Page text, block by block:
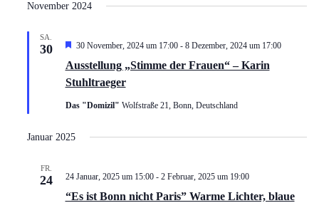
November 2024
SA.
30
Ausstellung „Stimme der Frauen“ – Karin
Stuhltraeger
Hervorgehoben
30 November, 2024 um 17:00- 8 Dezember, 2024 um 17:00
Das "Domizil" Wolfstraße 21, Bonn, Deutschland
Januar 2025
FR.
24
“Es ist Bonn nicht Paris” Warme Lichter, blaue
24 Januar, 2025 um 15:00- 2 Februar, 2025 um 19:00